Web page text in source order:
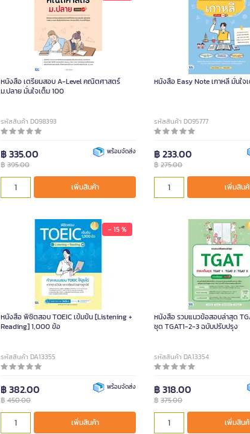
หนังสือ เตรียมสอบ A-Level คณิตศาสตร์
ม.ปลาย มั่นใจเต็ม 100
รหัสสินค้า D098393
฿ 335.00
฿395.00
พร้อมจัดส่ง
เพิ่มสินค้า
หนังสือ Easy Note เกาหลี มั่นใจ
รหัสสินค้า D095777
฿ 233.00
฿275.00
เพิ่มสิน
- 15 %
หนังสือ พิชิตสอบ TOEIC เข้มข้น [Listening +
Reading] 1,000 ข้อ
รหัสสินค้า DA13355
฿ 382.00
฿450.00
พร้อมจัดส่ง
เพิ่มสินค้า
หนังสือ รวมแนวข้อสอบล่าสุด
ชุด TGAT1-2-3 ฉบับปรับปรุง
รหัสสินค้า DA13354
฿ 318.00
฿375.00
เพิ่มสิน